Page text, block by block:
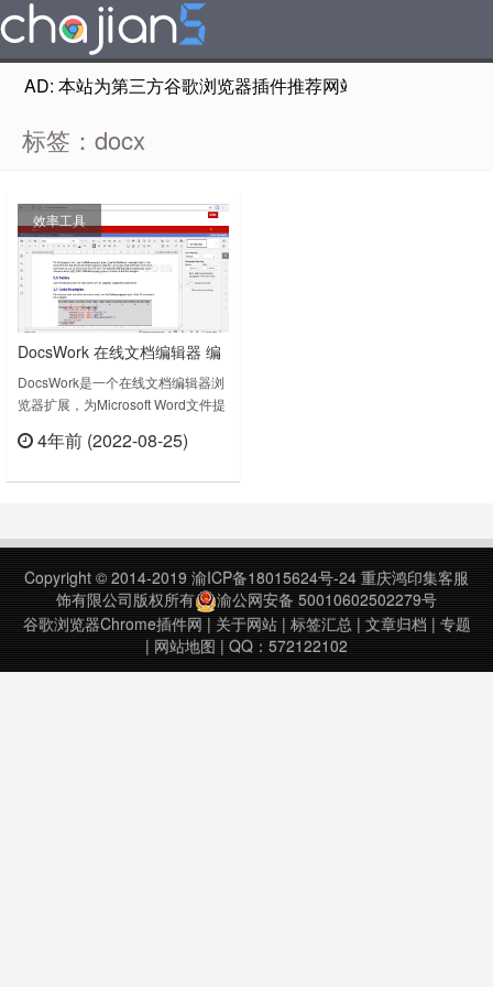
AD: 本站为第三方谷歌浏览器插件推荐网站，非Google
标签：docx
效率工具
DocsWork 在线文档编辑器 编
辑Word
DocsWork是一个在线文档编辑器浏
览器扩展，为Microsoft Word文件提
辑器中执行各种编辑操作，打印编辑
DOC，使用Microsoft Word创建的文
4年前 (2022-08-25)
Copyright © 2014-2019 渝ICP备18015624号-24 重庆鸿印集客服
饰有限公司版权所有
渝公网安备 50010602502279号
谷歌浏览器Chrome插件网 | 关于网站| 标签汇总| 文章归档 | 专题
| 网站地图 | QQ：572122102